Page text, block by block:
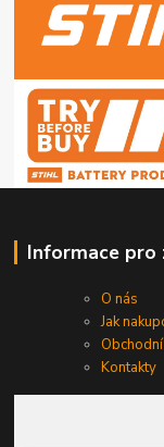
Informace pro
O nás
Jak
Kontakty